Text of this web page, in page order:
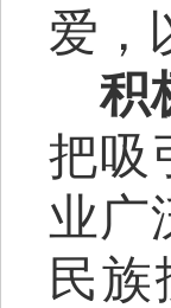
爱
积
把吸
业广
民